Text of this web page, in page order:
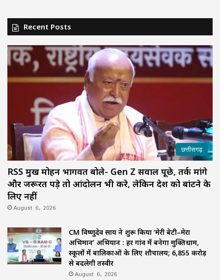
Recent Posts
छत्तीसगढ़
RSS प्रमुख मोहन भागवत बोले- Gen Z सवाल पूछे, तर्क मांगे
और जरूरत पड़े तो आंदोलन भी करे, लेकिन देश को बांटने के
लिए नहीं
August 6, 2026
CM विष्णुदेव साय ने शुरू किया ‘मेरी बेटी–मेरा
अभिमान’ अभियान : हर गांव में बनेगा मुक्तिधाम,
स्कूलों में बालिकाओं के लिए शौचालय; 6,855 करोड़
से बदलेगी तस्वीर
August 6, 2026